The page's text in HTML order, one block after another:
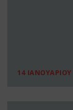
14 ΙΑΝΟΥΑΡΙΟΥ